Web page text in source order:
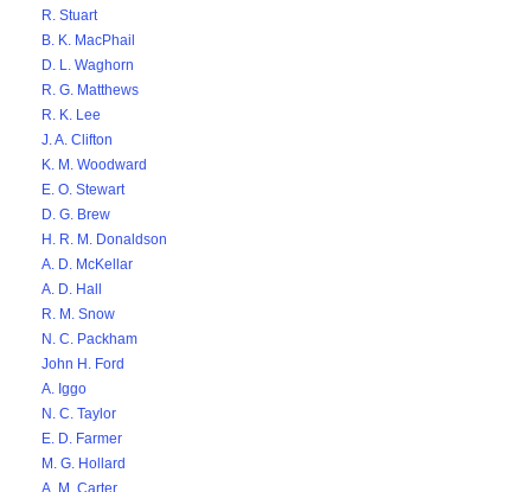
R. Stuart
B. K. MacPhail
D. L. Waghorn
R. G. Matthews
R. K. Lee
J. A. Clifton
K. M. Woodward
E. O. Stewart
D. G. Brew
H. R. M. Donaldson
A. D. McKellar
A. D. Hall
R. M. Snow
N. C. Packham
John H. Ford
A. Iggo
N. C. Taylor
E. D. Farmer
M. G. Hollard
A. M. Carter